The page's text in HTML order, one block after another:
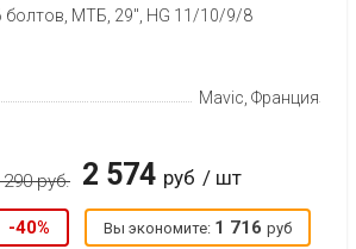
болтов, МТБ, 29", HG 11/10/9/8
Mavic, Франция
290 руб. 2 574 руб / шт
-40% Вы экономите: 1 716 руб